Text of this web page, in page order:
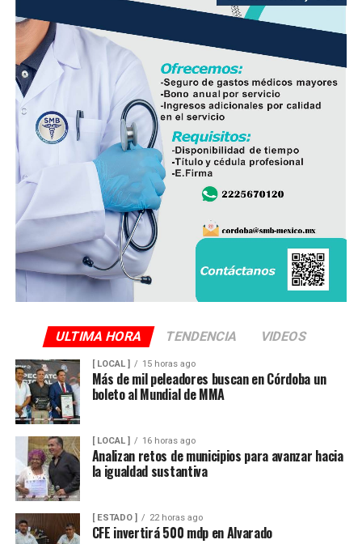
frescura y calidad, además de respaldar la economía de
miles de familias dedicadas a la actividad avícola.
Finalmente, destacó que entre Veracruz y Puebla
operan ocho empresas productoras con más de 350
granjas avícolas, las cuales representan una importante
fuente de empleo y desarrollo económico para
comunidades rurales de ambas entidades.
ULTIMA HORA TENDENCIA VIDEOS
[ LOCAL ] 15 horas ago
Más de mil peleadores buscan en Córdoba un
boleto al Mundial de MMA
[ LOCAL ] 16 horas ago
Analizan retos de municipios para avanzar hacia
la igualdad sustantiva
[ ESTADO ] 22 horas ago
CFE invertirá 500 mdp en Alvarado